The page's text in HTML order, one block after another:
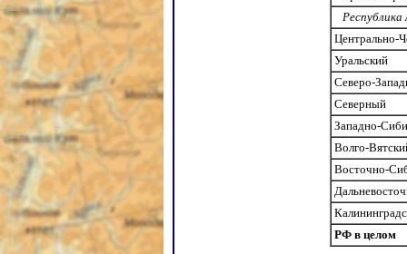
Республика
Центрально-
Уральский
Северо-
Северный
Западно-
Волго-
Восточно-
РФ в целом